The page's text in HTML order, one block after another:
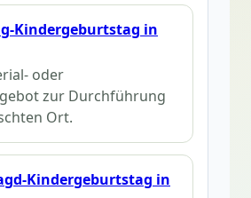
Kindergeburtstag in
oder
zur Durchführung
Ort.
Kindergeburtstag in